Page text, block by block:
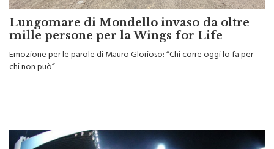
Lungomare di Mondello invaso da oltre
mille persone per la Wings for Life